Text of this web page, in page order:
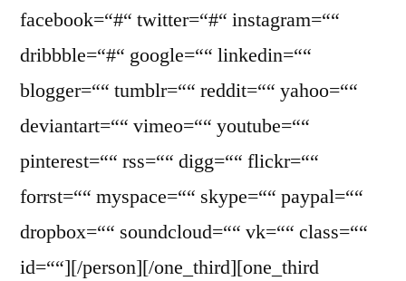
facebook=“#“ twitter=“#“ instagram=““
dribbble=“#“ google=““ linkedin=““
blogger=““ tumblr=““ reddit=““ yahoo=““
deviantart=““ vimeo=““ youtube=““
pinterest=““ rss=““ digg=““ flickr=““
forrst=““ myspace=““ skype=““ paypal=““
dropbox=““ soundcloud=““ vk=““ class=““
id=““][/person][/one_third][one_third